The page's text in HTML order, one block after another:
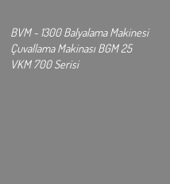
BVM - 1300 Balyalama Makinesi
Çuvallama Makinası BGM 25
VKM 700 Serisi